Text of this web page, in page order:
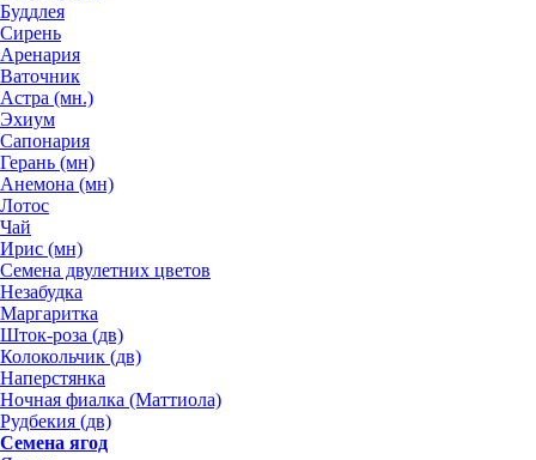
Буддлея
Сирень
Аренария
Ваточник
Астра (мн.)
Эхиум
Сапонария
Герань (мн)
Анемона (мн)
Лотос
Чай
Ирис (мн)
Семена двулетних цветов
Незабудка
Маргаритка
Шток-роза (дв)
Колокольчик (дв)
Наперстянка
Ночная фиалка (Маттиола)
Рудбекия (дв)
Семена ягод